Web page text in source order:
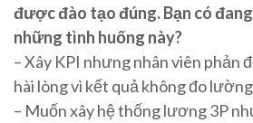
được đào tạo đúng. Bạn có
những tình huống này?
– Xây KPI nhưng nhân viên phản
hài lòng vì kết quả không đo
– Muốn xây hệ thống lương 3P